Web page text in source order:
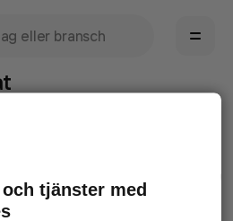
snabbare kan avhjälpa det.
i webbläsaren och försök igen
tjänster med